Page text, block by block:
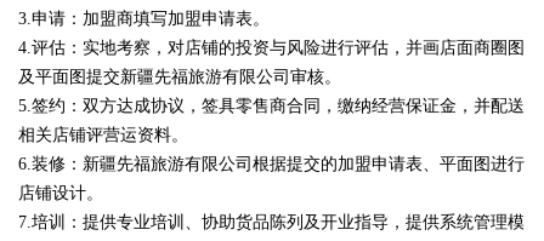
3.申请：加盟商填写加盟申请表。
4.评估：实地考察，对店铺的投资与风险进行评估，并画店面商圈图
及平面图提交新疆先福旅游有限公司审核。
5.签约：双方达成协议，签具零售商合同，缴纳经营保证金，并配送
相关店铺评营运资料。
6.装修：新疆先福旅游有限公司根据提交的加盟申请表、平面图进行
店铺设计。
7.培训：提供专业培训、协助货品陈列及开业指导，提供系统管理模